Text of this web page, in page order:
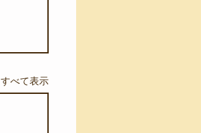
すべて表示